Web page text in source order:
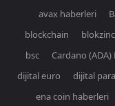
avax haberleri
blockchain
bsc
Cardano
dijital euro
dijital para
ena coin haberleri